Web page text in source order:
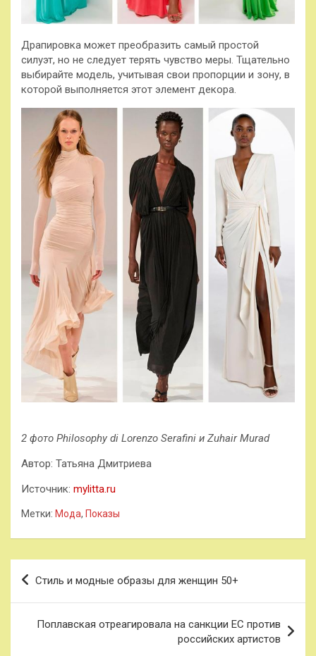
Драпировка может преобразить самый простой
силуэт, но не следует терять чувство меры. Тщательно
выбирайте модель, учитывая свои пропорции и зону, в
которой выполняется этот элемент декора.
2 фото Philosophy di Lorenzo Serafini и Zuhair Murad
Автор: Татьяна Дмитриева
Источник: mylitta.ru
Метки: Мода, Показы
Навигация
Стиль и модные образы для женщин 50+
Поплавская отреагировала на санкции ЕС против
российских артистов